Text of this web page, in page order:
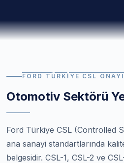
FORD TÜRKIYE CSL ONAYI
Otomotiv Sektörü
Ford Türkiye CSL (Controlled
ana sanayi standartlarında
belgesidir. CSL-1, CSL-2 ve